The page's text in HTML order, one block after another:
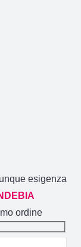
esigenza
ordine